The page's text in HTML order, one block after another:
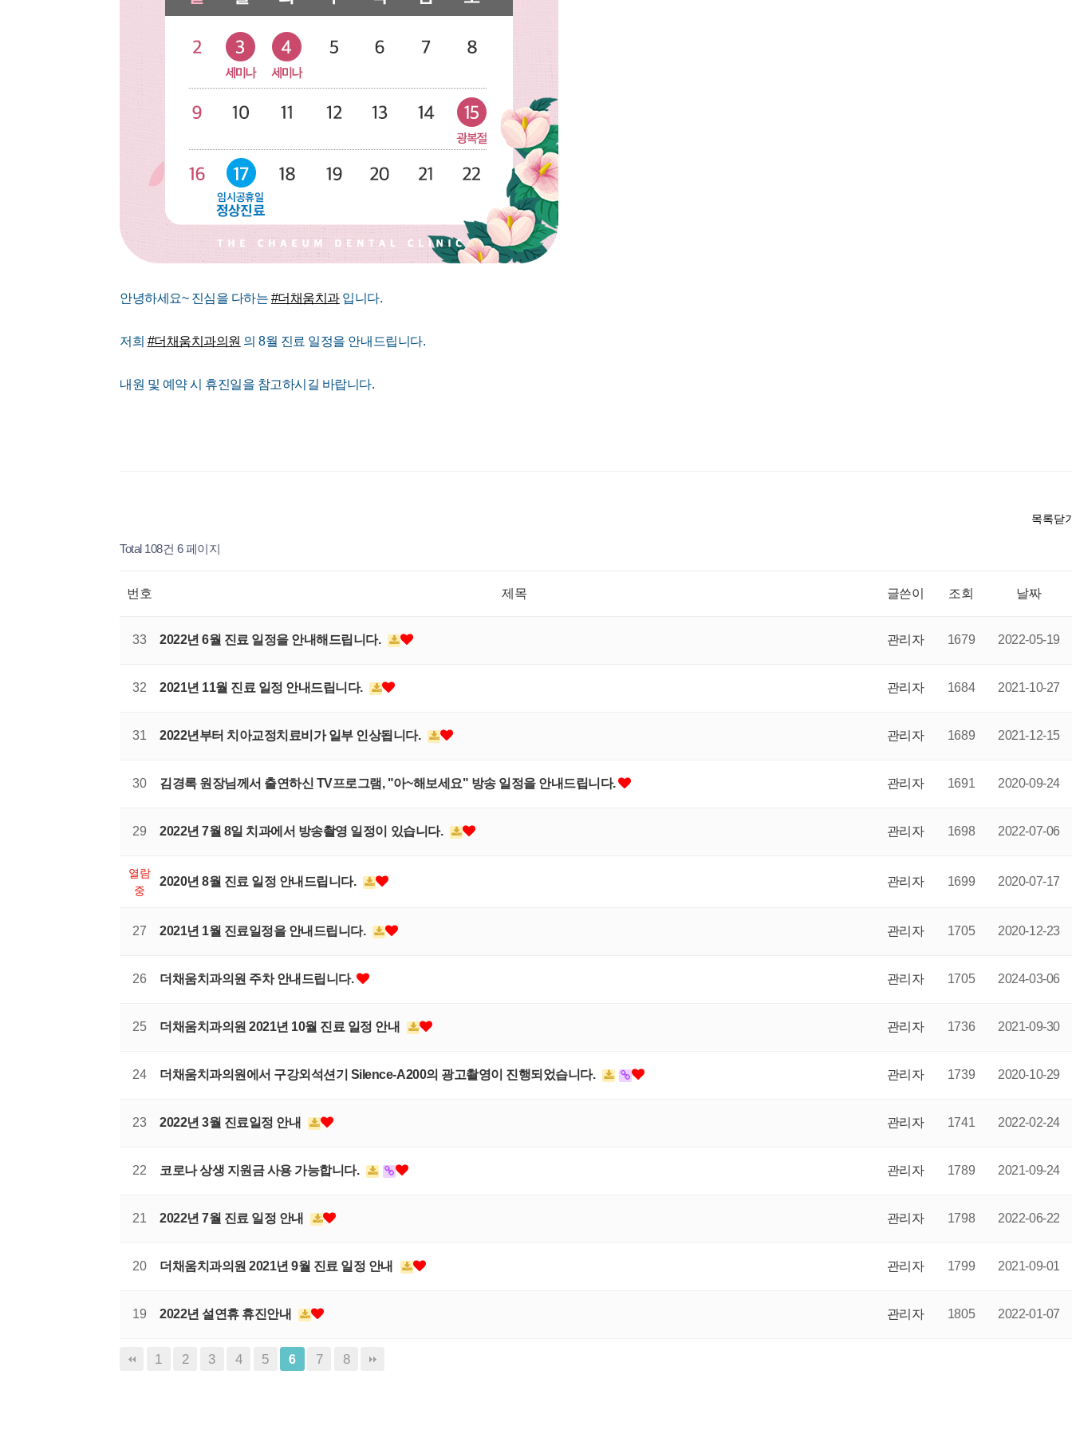
안녕하세요~ 진심을 다하는 #더채움치과입니다.
저희 #더채움치과의원 의 8월 진료 일정을 안내드립니다.
내원 및 예약 시 휴진일을 참고하시길 바랍니다.
목록닫
Total 108건 6 페이지
번호 제목 글쓴이 조회 날짜
33 2022년 6월 진료 일정을 안내해드립니다. 관리자 1679 2022-05-19
32 2021년 11월 진료 일정 안내드립니다. 관리자 1684 2021-10-27
31 2022년부터 치아교정치료비가 일부 인상됩니다. 관리자 1689 2021-12-15
30 김경록 원장님께서 출연하신 TV프로그램, "아~해보세요" 방송 일정을 안내드립니다. 관리자 1691 2020-09-24
29 2022년 7월 8일 치과에서 방송촬영 일정이 있습니다. 관리자 1698 2022-07-06
열람
중
2020년 8월 진료 일정 안내드립니다. 관리자 1699 2020-07-17
27 2021년 1월 진료일정을 안내드립니다. 관리자 1705 2020-12-23
26 더채움치과의원 주차 안내드립니다. 관리자 1705 2024-03-06
25 더채움치과의원 2021년 10월 진료 일정 안내 관리자 1736 2021-09-30
24 더채움치과의원에서 구강외석션기 Silence-A200의 광고촬영이 진행되었습니다. 관리자 1739 2020-10-29
23 2022년 3월 진료일정 안내 관리자 1741 2022-02-24
22 코로나 상생 지원금 사용 가능합니다. 관리자 1789 2021-09-24
21 2022년 7월 진료 일정 안내 관리자 1798 2022-06-22
20 더채움치과의원 2021년 9월 진료 일정 안내 관리자 1799 2021-09-01
19 2022년 설연휴 휴진안내 관리자 1805 2022-01-07
1 2 3 4 5 6 7 8